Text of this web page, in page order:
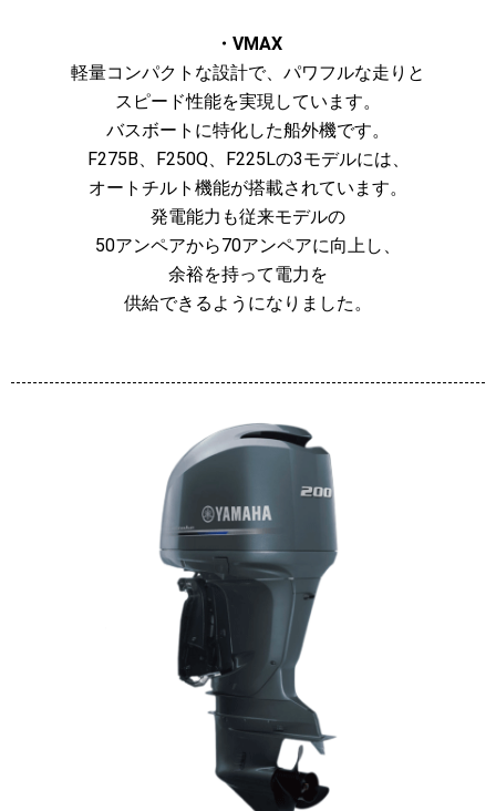
・VMAX
軽量コンパクトな設計で、パワフルな走りと
スピード性能を実現しています。
バスボートに特化した船外機です。
F275B、F250Q、F225Lの3モデルには、
オートチルト機能が搭載されています。
発電能力も従来モデルの
50アンペアから70アンペアに向上し、
余裕を持って電力を
供給できるようになりました。